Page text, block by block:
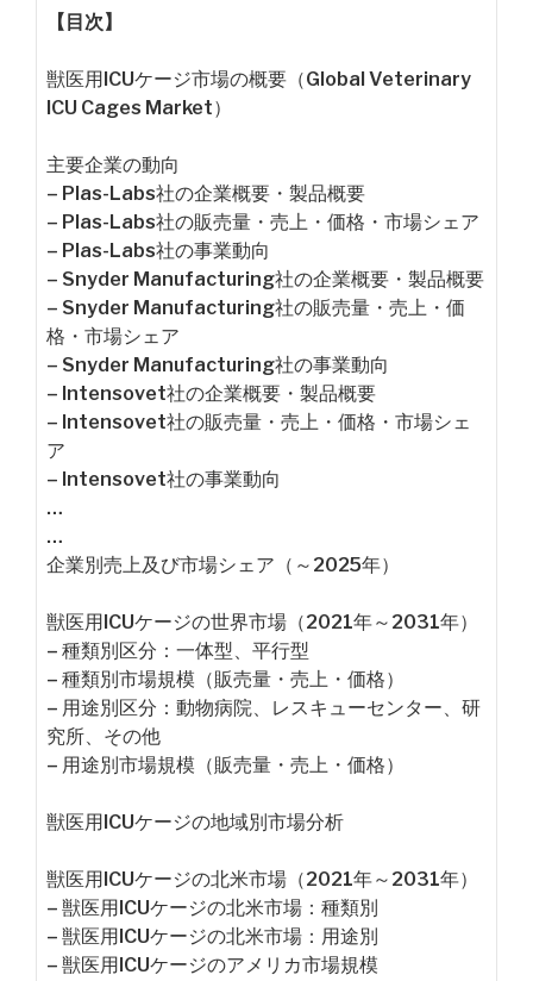
【目次】
獣医用ICUケージ市場の概要（Global Veterinary
ICU Cages Market）
主要企業の動向
– Plas-Labs社の企業概要・製品概要
– Plas-Labs社の販売量・売上・価格・市場シェア
– Plas-Labs社の事業動向
– Snyder Manufacturing社の企業概要・製品概要
– Snyder Manufacturing社の販売量・売上・価
格・市場シェア
– Snyder Manufacturing社の事業動向
– Intensovet社の企業概要・製品概要
– Intensovet社の販売量・売上・価格・市場シェ
ア
– Intensovet社の事業動向
…
…
企業別売上及び市場シェア（～2025年）
獣医用ICUケージの世界市場（2021年～2031年）
– 種類別区分：一体型、平行型
– 種類別市場規模（販売量・売上・価格）
– 用途別区分：動物病院、レスキューセンター、研
究所、その他
– 用途別市場規模（販売量・売上・価格）
獣医用ICUケージの地域別市場分析
獣医用ICUケージの北米市場（2021年～2031年）
– 獣医用ICUケージの北米市場：種類別
– 獣医用ICUケージの北米市場：用途別
– 獣医用ICUケージのアメリカ市場規模